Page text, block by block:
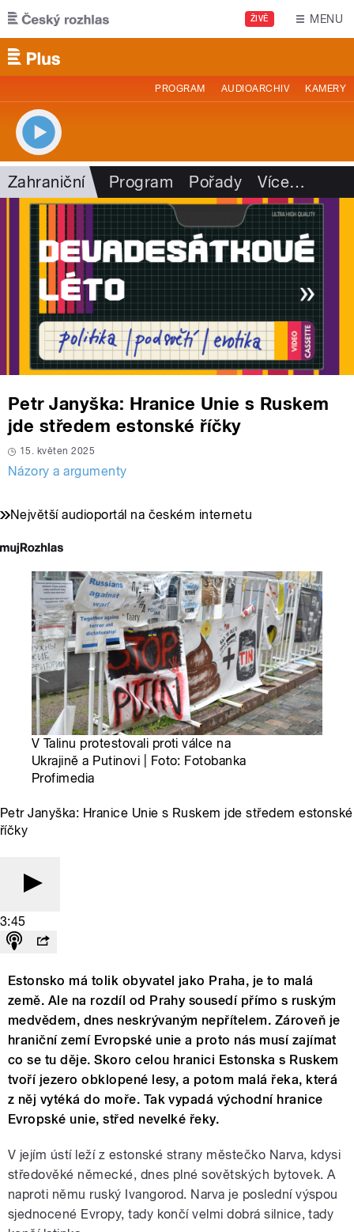
Přejít k hlavnímu obsahu
ŽIVĚ MENU
PROGRAM AUDIOARCHIV KAMERY
Zahraniční Program Pořady Více…
Petr Janyška: Hranice Unie s Ruskem
jde středem estonské říčky
15. květen 2025
Názory a argumenty
Největší audioportál na českém internetu
V Talinu protestovali proti válce na
Ukrajině a Putinovi | Foto: Fotobanka
Profimedia
Petr Janyška: Hranice Unie s Ruskem jde středem estonské
říčky
3:45
Estonsko má tolik obyvatel jako Praha, je to malá
země. Ale na rozdíl od Prahy sousedí přímo s ruským
medvědem, dnes neskrývaným nepřítelem. Zároveň je
hraniční zemí Evropské unie a proto nás musí zajímat
co se tu děje. Skoro celou hranici Estonska s Ruskem
tvoří jezero obklopené lesy, a potom malá řeka, která
z něj vytéká do moře. Tak vypadá východní hranice
Evropské unie, střed nevelké řeky.
V jejím ústí leží z estonské strany městečko Narva, kdysi
středověké německé, dnes plné sovětských bytovek. A
naproti němu ruský Ivangorod. Narva je poslední výspou
sjednocené Evropy, tady končí velmi dobrá silnice, tady